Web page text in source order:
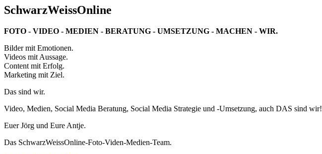
SchwarzWeissOnline
FOTO - VIDEO - MEDIEN - BERATUNG - UMSETZUNG - MACHEN - WIR.
Bilder mit Emotionen.
Videos mit Aussage.
Content mit Erfolg.
Marketing mit Ziel.
Das sind wir.
Video, Medien, Social Media Beratung, Social Media Strategie und -Umsetzung, auch DAS sind wir!
Euer Jörg und Eure Antje.
Das SchwarzWeissOnline-Foto-Viden-Medien-Team.